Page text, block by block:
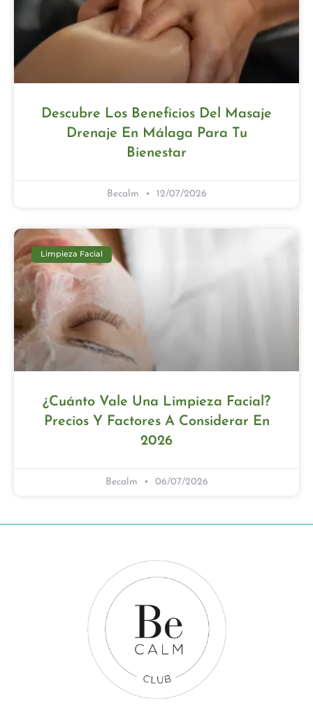
Descubre Los Beneficios Del Masaje
Drenaje En Málaga Para Tu
Bienestar
Becalm 12/07/2026
Limpieza Facial
¿Cuánto Vale Una Limpieza Facial?
Precios Y Factores A Considerar En
2026
Becalm 06/07/2026